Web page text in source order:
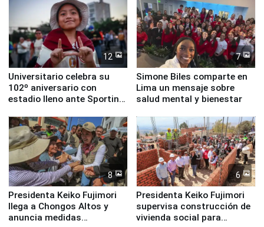
12
Universitario celebra su
102º aniversario con
estadio lleno ante Sporting
7
Simone Biles comparte en
Lima un mensaje sobre
salud mental y bienestar
8
Presidenta Keiko Fujimori
llega a Chongos Altos y
anuncia medidas
6
Presidenta Keiko Fujimori
supervisa construcción de
vivienda social para